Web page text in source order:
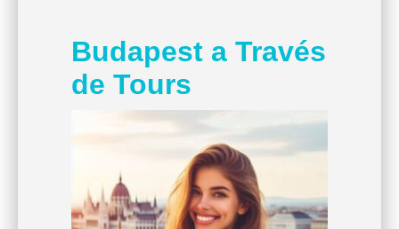
Budapest a Través
de Tours